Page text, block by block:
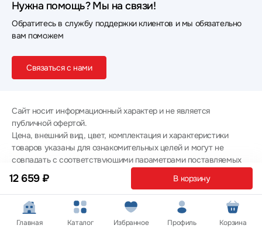
12 659 ₽ В корзину
Нужна помощь? Мы на связи!
Обратитесь в службу поддержки клиентов и мы обязательно
вам поможем
Связаться с нами
Сайт носит информационный характер и не является
публичной офертой.
Цена, внешний вид, цвет, комплектация и характеристики
товаров указаны для ознакомительных целей и могут не
совпадать с соответствующими параметрами поставляемых
товаров - уточняйте информацию у менеджера при
оформлении заказа.
Политика конфиденциальности
© 2012 — 2026 ООО «Эпл Тэк»
Главная Каталог Избранное Профиль Корзина